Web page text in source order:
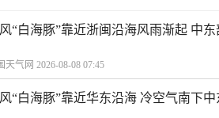
“白海豚”靠近浙闽沿海风雨渐起 中
天气网 2026-08-08 07:45
“白海豚”靠近华东沿海 冷空气南下